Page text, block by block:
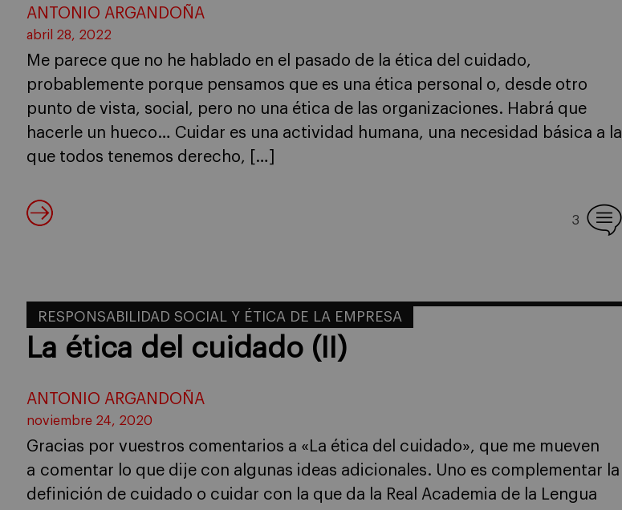
ANTONIO ARGANDOÑA
abril 28, 2022
Me parece que no he hablado en el pasado de la ética del cuidado,
probablemente porque pensamos que es una ética personal o, desde otro
punto de vista, social, pero no una ética de las organizaciones. Habrá que
hacerle un hueco… Cuidar es una actividad humana, una necesidad básica a la
que todos tenemos derecho, […]
3
RESPONSABILIDAD SOCIAL Y ÉTICA DE LA EMPRESA
La ética del cuidado (II)
ANTONIO ARGANDOÑA
noviembre 24, 2020
Gracias por vuestros comentarios a «La ética del cuidado», que me mueven
a comentar lo que dije con algunas ideas adicionales. Uno es complementar la
definición de cuidado o cuidar con la que da la Real Academia de la Lengua